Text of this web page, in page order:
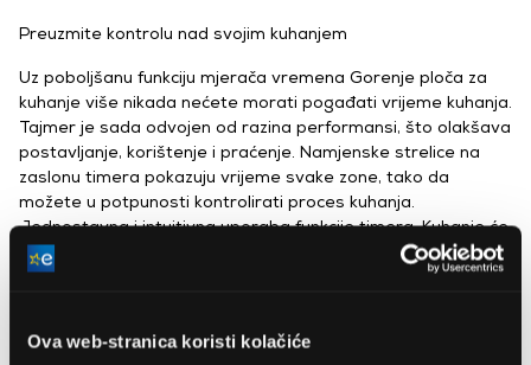
Ova web-stranica koristi kolačiće
Preuzmite kontrolu nad svojim kuhanjem
Uz poboljšanu funkciju mjerača vremena Gorenje ploča za
kuhanje više nikada nećete morati pogađati vrijeme kuhanja.
Tajmer je sada odvojen od razina performansi, što olakšava
postavljanje, korištenje i praćenje. Namjenske strelice na
zaslonu timera pokazuju vrijeme svake zone, tako da
možete u potpunosti kontrolirati proces kuhanja.
Jednostavna i intuitivna uporaba funkcije timera. Kuhanje će
uvijek biti jednostavno.
Gorenje GI3201BC korisnički priručnik